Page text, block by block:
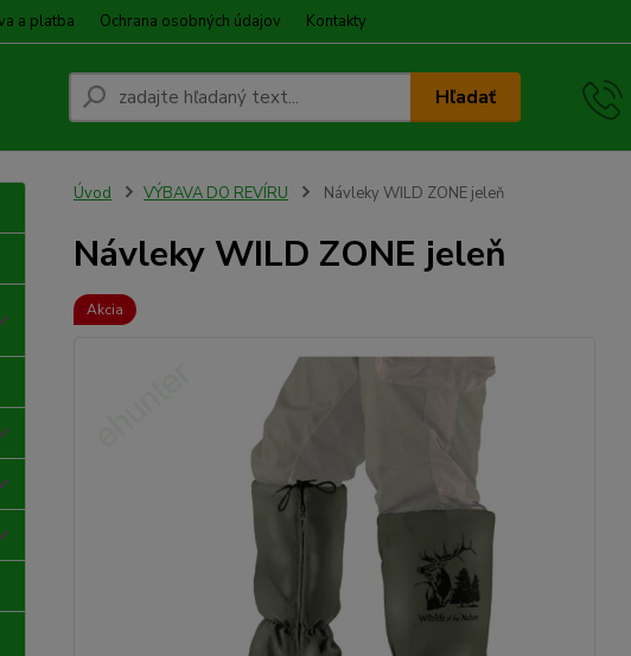
a platba Ochrana osobných údajov Kontakty
Hľadať
Úvod VÝBAVA DO REVÍRU Návleky WILD ZONE jeleň
Návleky WILD ZONE jeleň
Akcia